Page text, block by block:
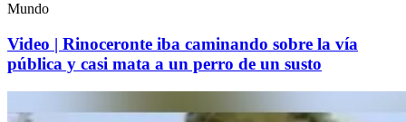
Mundo
Video | Rinoceronte iba caminando sobre la vía
pública y casi mata a un perro de un susto